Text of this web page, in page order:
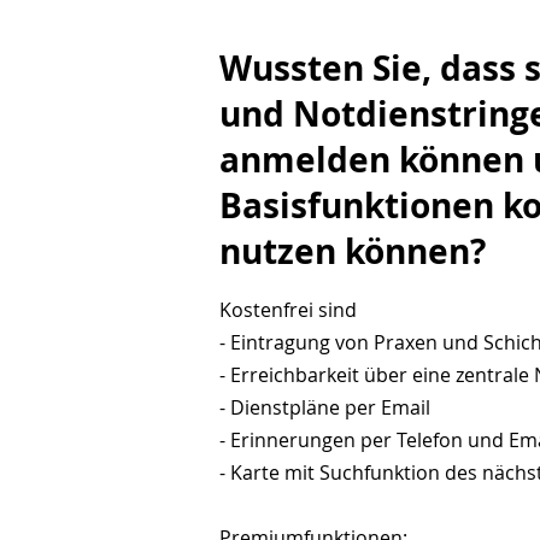
Wussten Sie, dass
und
anmelden können
Basisfunktionen
nutzen können?
Kostenfrei sind
- Eintragung von Praxen und
- Erreichbarkeit über eine zentrale
- Dienstpläne per Email
- Erinnerungen per Telefon und
- Karte mit Suchfunktion des